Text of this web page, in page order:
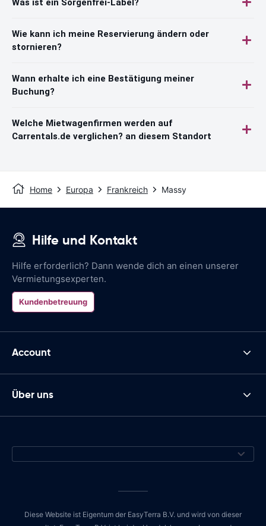
Was ist ein Sorgenfrei-Label?
Wie kann ich meine Reservierung ändern oder
stornieren?
Wann erhalte ich eine Bestätigung meiner
Buchung?
Welche Mietwagenfirmen werden auf
Carrentals.de verglichen? an diesem Standort
Home Europa Frankreich Massy
Hilfe und Kontakt
Hilfe erforderlich? Dann wende dich an einen unserer
Vermietungsexperten.
Kundenbetreuung
Account
Über uns
Diese Website ist Eigentum der EasyTerra B.V. und wird von dieser